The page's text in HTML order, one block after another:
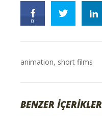
0
animation, short films
BENZER İÇERİKLER